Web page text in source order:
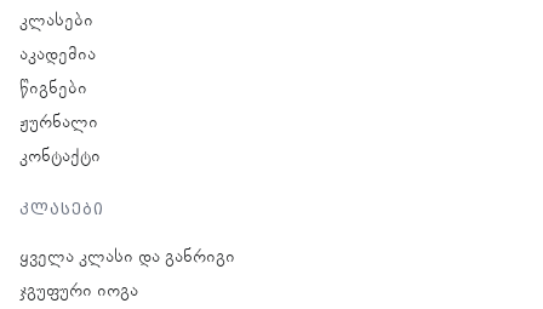
კლასები
აკადემია
წიგნები
ჟურნალი
კონტაქტი
კლასები
ყველა კლასი და განრიგი
ჯგუფური იოგა